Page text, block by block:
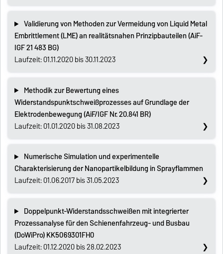
Validierung von Methoden zur Vermeidung von Liquid Metal
Embrittlement (LME) an realitätsnahen Prinzipbauteilen (AiF-
IGF 21 483 BG)
Laufzeit: 01.11.2020 bis 30.11.2023
Methodik zur Bewertung eines
Widerstandspunktschweißprozesses auf Grundlage der
Elektrodenbewegung (AiF/IGF Nr. 20.841 BR)
Laufzeit: 01.01.2020 bis 31.08.2023
Numerische Simulation und experimentelle
Charakterisierung der Nanopartikelbildung in Sprayflammen
Laufzeit: 01.06.2017 bis 31.05.2023
Doppelpunkt-Widerstandsschweißen mit integrierter
Prozessanalyse für den Schienenfahrzeug- und Busbau
(DoWiPro) KK5069301FH0
Laufzeit: 01.12.2020 bis 28.02.2023